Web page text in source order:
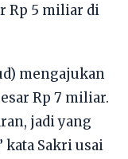
Rp 5 miliar di
mengajukan
Rp 7 miliar.
jadi yang
kata Sakri usai